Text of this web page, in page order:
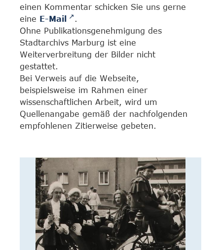
einen Kommentar schicken Sie uns gerne
eine E-Mail
.
Ohne Publikationsgenehmigung des
Stadtarchivs Marburg ist eine
Weiterverbreitung der Bilder nicht
gestattet.
Bei Verweis auf die Webseite,
beispielsweise im Rahmen einer
wissenschaftlichen Arbeit, wird um
Quellenangabe gemäß der nachfolgenden
empfohlenen Zitierweise gebeten.